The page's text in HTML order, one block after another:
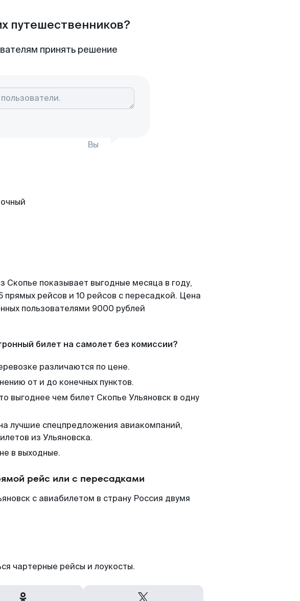
путешественников?
принять решение
Вы
Скопье показывает выгодные месяца в году,
рейсов и 10 рейсов с пересадкой. Цена
пользователями 9000 рублей
билет на самолет без комиссии?
различаются по цене.
от и до конечных пунктов.
выгоднее чем билет Скопье Ульяновск в одну
лучшие спецпредложения авиакомпаний,
из Ульяновска.
в выходные.
рейс или с пересадками
с авиабилетом в страну Россия двумя
чартерные рейсы и лоукосты.